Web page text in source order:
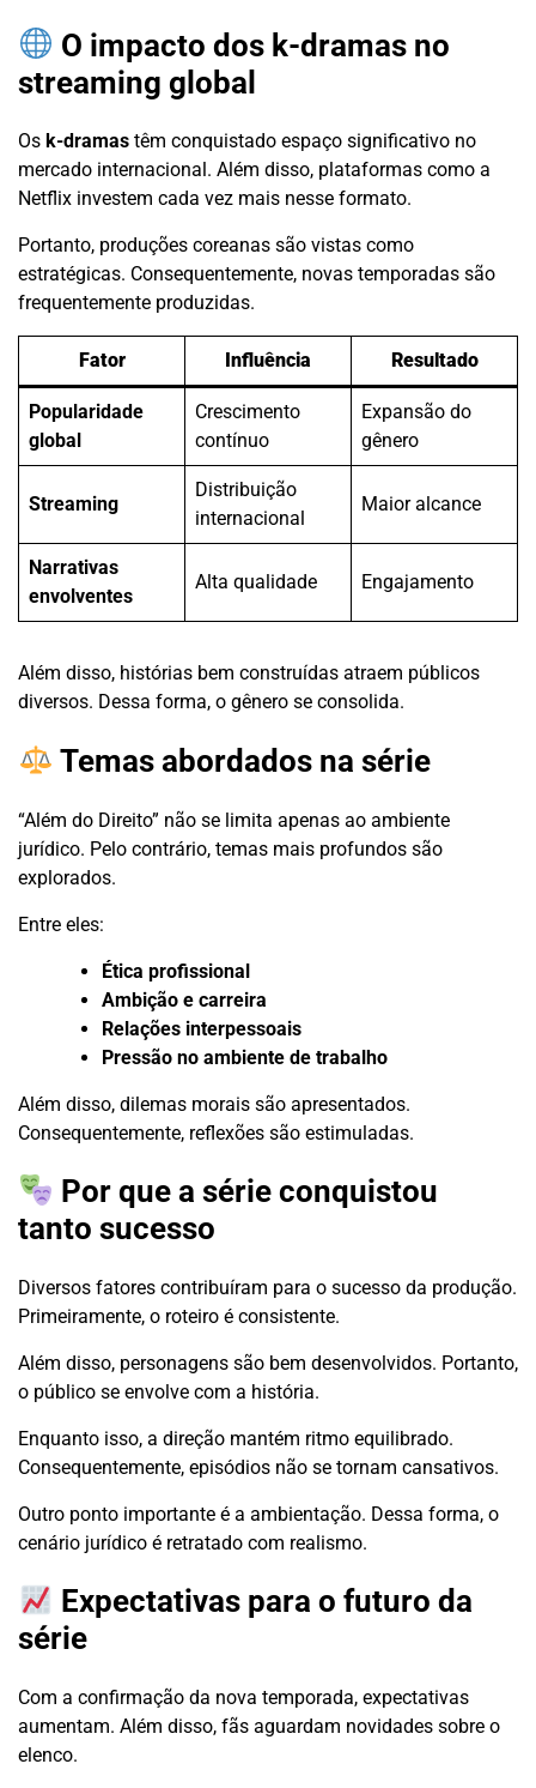
O impacto dos k-dramas no
streaming global
Os k-dramas têm conquistado espaço significativo no
mercado internacional. Além disso, plataformas como a
Netflix investem cada vez mais nesse formato.
Portanto, produções coreanas são vistas como
estratégicas. Consequentemente, novas temporadas são
frequentemente produzidas.
Fator Influência Resultado
Popularidade
global
Crescimento
contínuo
Expansão do
gênero
Streaming
Distribuição
internacional
Maior alcance
Narrativas
envolventes
Alta qualidade Engajamento
Além disso, histórias bem construídas atraem públicos
diversos. Dessa forma, o gênero se consolida.
Temas abordados na série
“Além do Direito” não se limita apenas ao ambiente
jurídico. Pelo contrário, temas mais profundos são
explorados.
Entre eles:
Ética profissional
Ambição e carreira
Relações interpessoais
Pressão no ambiente de trabalho
Além disso, dilemas morais são apresentados.
Consequentemente, reflexões são estimuladas.
Por que a série conquistou
tanto sucesso
Diversos fatores contribuíram para o sucesso da produção.
Primeiramente, o roteiro é consistente.
Além disso, personagens são bem desenvolvidos. Portanto,
o público se envolve com a história.
Enquanto isso, a direção mantém ritmo equilibrado.
Consequentemente, episódios não se tornam cansativos.
Outro ponto importante é a ambientação. Dessa forma, o
cenário jurídico é retratado com realismo.
Expectativas para o futuro da
série
Com a confirmação da nova temporada, expectativas
aumentam. Além disso, fãs aguardam novidades sobre o
elenco.